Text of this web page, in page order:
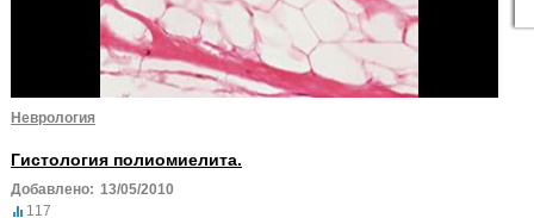
Неврология
Гистология полиомиелита.
Добавлено: 13/05/2010
117